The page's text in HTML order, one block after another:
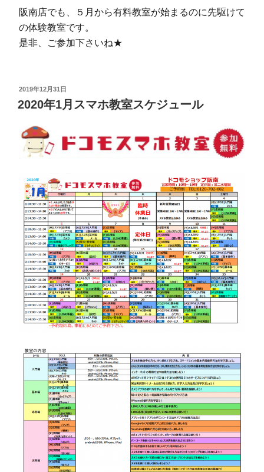
阪南店でも、５月から有料教室が始まるのに先駆けて
の体験教室です。
是非、ご参加下さいね★
投
稿
日:
2019年12月31日
2020年1月スマホ教室スケジュール